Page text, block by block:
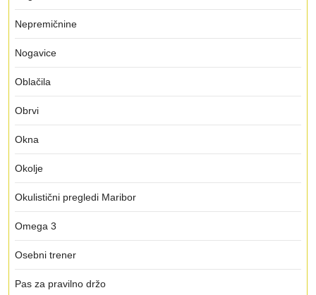
Nepremičnine
Nogavice
Oblačila
Obrvi
Okna
Okolje
Okulistični pregledi Maribor
Omega 3
Osebni trener
Pas za pravilno držo